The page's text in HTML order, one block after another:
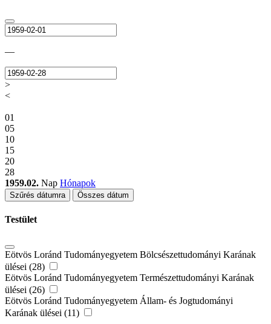
—
>
<
01
05
10
15
20
28
1959.02. Nap Hónapok
Szűrés dátumra Összes dátum
Testület
Eötvös Loránd Tudományegyetem Bölcsészettudományi Karának
ülései (28)
Eötvös Loránd Tudományegyetem Természettudományi Karának
ülései (26)
Eötvös Loránd Tudományegyetem Állam- és Jogtudományi
Karának ülései (11)